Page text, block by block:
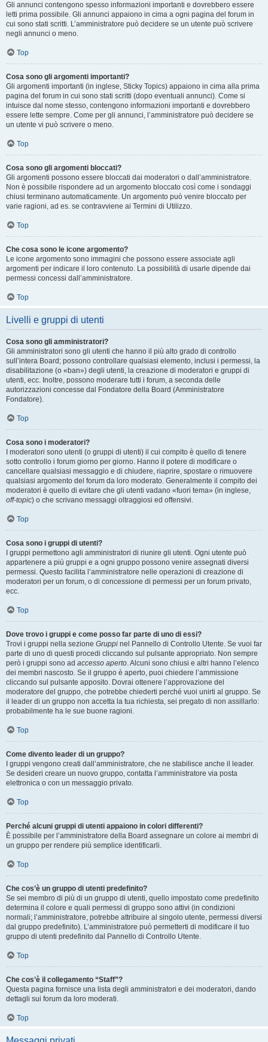
Gli annunci contengono spesso informazioni importanti e dovrebbero essere
letti prima possibile. Gli annunci appaiono in cima a ogni pagina del forum in
cui sono stati scritti. L’amministratore può decidere se un utente può scrivere
negli annunci o meno.
Top
Cosa sono gli argomenti importanti?
Gli argomenti importanti (in inglese, Sticky Topics) appaiono in cima alla prima
pagina del forum in cui sono stati scritti (dopo eventuali annunci). Come si
intuisce dal nome stesso, contengono informazioni importanti e dovrebbero
essere lette sempre. Come per gli annunci, l’amministratore può decidere se
un utente vi può scrivere o meno.
Top
Cosa sono gli argomenti bloccati?
Gli argomenti possono essere bloccati dai moderatori o dall’amministratore.
Non è possibile rispondere ad un argomento bloccato così come i sondaggi
chiusi terminano automaticamente. Un argomento può venire bloccato per
varie ragioni, ad es. se contravviene ai Termini di Utilizzo.
Top
Che cosa sono le icone argomento?
Le icone argomento sono immagini che possono essere associate agli
argomenti per indicare il loro contenuto. La possibilità di usarle dipende dai
permessi concessi dall’amministratore.
Top
Livelli e gruppi di utenti
Cosa sono gli amministratori?
Gli amministratori sono gli utenti che hanno il più alto grado di controllo
sull’intera Board; possono controllare qualsiasi elemento, inclusi i permessi, la
disabilitazione (o «ban») degli utenti, la creazione di moderatori e gruppi di
utenti, ecc. Inoltre, possono moderare tutti i forum, a seconda delle
autorizzazioni concesse dal Fondatore della Board (Amministratore
Fondatore).
Top
Cosa sono i moderatori?
I moderatori sono utenti (o gruppi di utenti) il cui compito è quello di tenere
sotto controllo i forum giorno per giorno. Hanno il potere di modificare o
cancellare qualsiasi messaggio e di chiudere, riaprire, spostare o rimuovere
qualsiasi argomento del forum da loro moderato. Generalmente il compito dei
moderatori è quello di evitare che gli utenti vadano «fuori tema» (in inglese,
off-topic) o che scrivano messaggi oltraggiosi ed offensivi.
Top
Cosa sono i gruppi di utenti?
I gruppi permettono agli amministratori di riunire gli utenti. Ogni utente può
appartenere a più gruppi e a ogni gruppo possono venire assegnati diversi
permessi. Questo facilita l’amministratore nelle operazioni di creazione di
moderatori per un forum, o di concessione di permessi per un forum privato,
ecc.
Top
Dove trovo i gruppi e come posso far parte di uno di essi?
Trovi i gruppi nella sezione Gruppi nel Pannello di Controllo Utente. Se vuoi far
parte di uno di questi procedi cliccando sul pulsante appropriato. Non sempre
però i gruppi sono ad accesso aperto. Alcuni sono chiusi e altri hanno l’elenco
dei membri nascosto. Se il gruppo è aperto, puoi chiedere l’ammissione
cliccando sul pulsante apposito. Dovrai ottenere l’approvazione del
moderatore del gruppo, che potrebbe chiederti perché vuoi unirti al gruppo. Se
il leader di un gruppo non accetta la tua richiesta, sei pregato di non assillarlo:
probabilmente ha le sue buone ragioni.
Top
Come divento leader di un gruppo?
I gruppi vengono creati dall’amministratore, che ne stabilisce anche il leader.
Se desideri creare un nuovo gruppo, contatta l’amministratore via posta
elettronica o con un messaggio privato.
Top
Perché alcuni gruppi di utenti appaiono in colori differenti?
È possibile per l’amministratore della Board assegnare un colore ai membri di
un gruppo per rendere più semplice identificarli.
Top
Che cos’è un gruppo di utenti predefinito?
Se sei membro di più di un gruppo di utenti, quello impostato come predefinito
determina il colore e quali permessi di gruppo sono attivi (in condizioni
normali; l’amministratore, potrebbe attribuire al singolo utente, permessi diversi
dal gruppo predefinito). L’amministratore può permetterti di modificare il tuo
gruppo di utenti predefinito dal Pannello di Controllo Utente.
Top
Che cos’è il collegamento “Staff”?
Questa pagina fornisce una lista degli amministratori e dei moderatori, dando
dettagli sui forum da loro moderati.
Top